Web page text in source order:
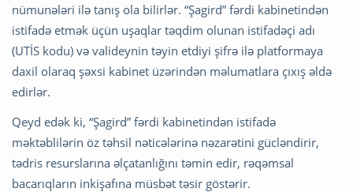
nümunələri ilə tanış ola bilirlər. “Şagird” fərdi kabinetindən
istifadə etmək üçün uşaqlar təqdim olunan istifadəçi adı
(UTİS kodu) və valideynin təyin etdiyi şifrə ilə platformaya
daxil olaraq şəxsi kabinet üzərindən məlumatlara çıxış əldə
edirlər.
Qeyd edək ki, “Şagird” fərdi kabinetindən istifadə
məktəblilərin öz təhsil nəticələrinə nəzarətini gücləndirir,
tədris resurslarına əlçatanlığını təmin edir, rəqəmsal
bacarıqların inkişafına müsbət təsir göstərir.